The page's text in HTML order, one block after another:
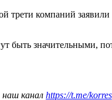
компаний
быть
наш канал https://t.me/